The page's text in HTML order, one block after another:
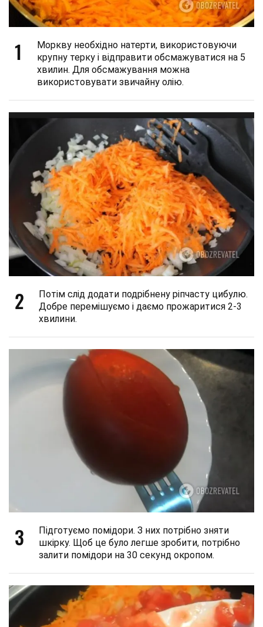
1
Моркву необхідно натерти, використовуючи
крупну терку і відправити обсмажуватися на 5
хвилин. Для обсмажування можна
використовувати звичайну олію.
2
Потім слід додати подрібнену ріпчасту цибулю.
Добре перемішуємо і даємо прожаритися 2-3
хвилини.
3
Підготуємо помідори. З них потрібно зняти
шкірку. Щоб це було легше зробити, потрібно
залити помідори на 30 секунд окропом.